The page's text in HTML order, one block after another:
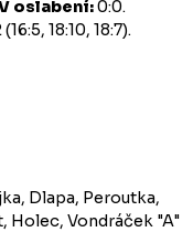
oslabení:0:0.
18:10, 18:7).
Dlapa, Peroutka,
Holec, Vondráček "A"